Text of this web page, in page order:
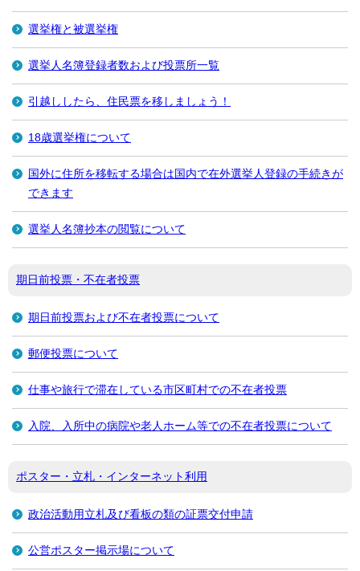
選挙権と被選挙権
選挙人名簿登録者数および投票所一覧
引越ししたら、住民票を移しましょう！
18歳選挙権について
国外に住所を移転する場合は国内で在外選挙人登録の手続きが
できます
選挙人名簿抄本の閲覧について
期日前投票・不在者投票
期日前投票および不在者投票について
郵便投票について
仕事や旅行で滞在している市区町村での不在者投票
入院、入所中の病院や老人ホーム等での不在者投票について
ポスター・立札・インターネット利用
政治活動用立札及び看板の類の証票交付申請
公営ポスター掲示場について